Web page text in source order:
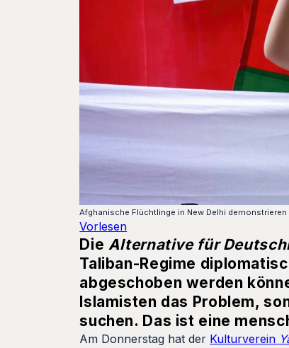
Afghanische Flüchtlinge in New Delhi
Vorlesen
Die Alternative für
Taliban-Regime
abgeschoben werden
Islamisten das Problem,
suchen. Das ist eine
Am Donnerstag hat der Kulturverein